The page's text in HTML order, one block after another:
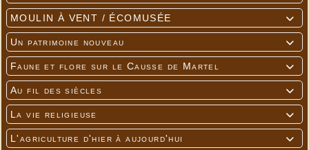

MOULIN À VENT / ÉCOMUSÉE

Un patrimoine nouveau

Faune et flore sur le Causse de Martel

Au fil des siècles

La vie religieuse

L'agriculture d'hier à aujourd'hui